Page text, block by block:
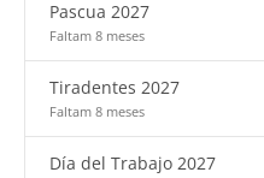
Pascua 2027
Faltam 8 meses
Tiradentes 2027
Faltam 8 meses
Día del Trabajo 2027